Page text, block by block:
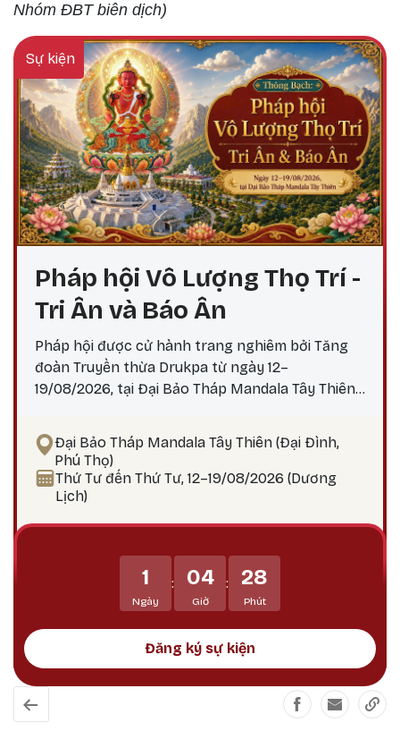
Nhóm ĐBT biên dịch)
Sự kiện
Pháp hội Vô Lượng Thọ Trí -
Tri Ân và Báo Ân
Pháp hội được cử hành trang nghiêm bởi Tăng
đoàn Truyền thừa Drukpa từ ngày 12–
19/08/2026, tại Đại Bảo Tháp Mandala Tây Thiên,
thống Kim Cương thừa để cầu an, cầu siêu, tiêu
trừ chướng ngại, tăng trưởng phúc thọ và hồi
hướng công đức báo đáp Tứ Trọng Ân. Đặc biệt,
trong khuôn khổ Pháp hội sẽ diễn ra Đại lễ
Kim Cương thừa - hướng về chư anh hùng liệt sĩ,
chiến sĩ trận vong và đồng bào tử nạn trên mọi
miền Tổ quốc và những người đã ngã xuống khi
làm nghĩa vụ quốc tế. 🙏 Kính mời quý Phật tử và
đồng bào cùng hành hương về thánh địa linh
thiêng Đại Bảo Tháp Mandala Tây Thiên và tham
dự Pháp hội đặc biệt trong mùa Tri ân - Bảo ân
tháng 7 (âm lịch) này
Đại Bảo Tháp Mandala Tây Thiên (Đại Đình,
Phú Thọ)
Thứ Tư đến Thứ Tư, 12–19/08/2026 (Dương
Lịch)
1
Ngày
: 04
Giờ
: 28
Phút
Đăng ký sự kiện